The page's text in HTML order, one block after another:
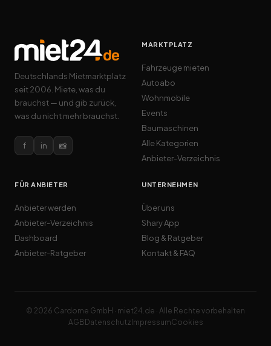
Deutschlands Mietmarktplatz
seit 2006. Miete, was du
brauchst — und gib zurück,
was du nicht mehr brauchst.
f in 📸
MARKTPLATZ
Fahrzeuge mieten
Autoabo
Wohnmobile
Events
Baumaschinen
Alle Kategorien
Anbieter-Verzeichnis
FÜR ANBIETER
Anbieter werden
Anbieter-Verzeichnis
Dashboard
Anbieter-Ratgeber
UNTERNEHMEN
Über uns
Shary App
Blog & Ratgeber
Kontakt & FAQ
© 2026 Cardome GmbH · miet24.de · Alle Rechte vorbehalten
AGBDatenschutzImpressumCookies